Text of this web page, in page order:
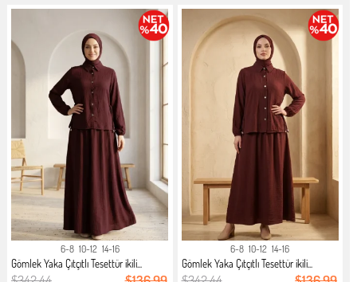
6-8 10-12 14-16
Gömlek Yaka Çıtçıtlı Tesettür ikili...
6-8 10-12 14-16
Gömlek Yaka Çıtçıtlı Tesettür ikili...